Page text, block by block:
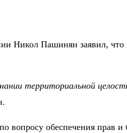
Никол Пашинян заявил, что
территориальной
обеспечения прав